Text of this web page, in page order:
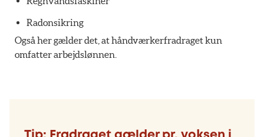
Radonsikring
Også her gælder det, at håndværkerfradraget kun
omfatter arbejdslønnen.